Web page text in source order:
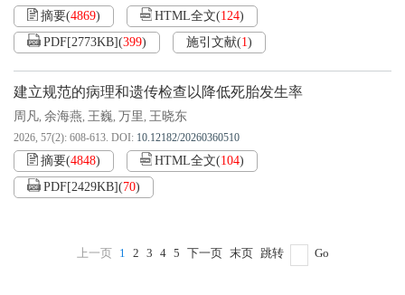
摘要(4869) HTML全文(124)
PDF[2773KB](399) 施引文献(1)
建立规范的病理和遗传检查以降低死胎发生率
周凡, 余海燕, 王巍, 万里, 王晓东
2026, 57(2): 608-613. DOI: 10.12182/20260360510
摘要(4848) HTML全文(104)
PDF[2429KB](70)
上一页 1 2 3 4 5 下一页 末页 跳转 Go